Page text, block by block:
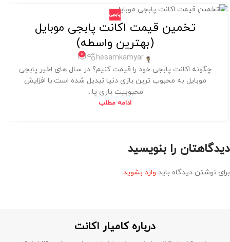
پابجی
تخمین قیمت اکانت پابجی موبایل
(بهترین واسطه)
hesamkamyar
0
چگونه اکانت پابجی خود را قیمت کنیم؟ در سال های اخیر پابجی
موبایل به محبوب ترین بازی دنیا تبدیل شده است.با افزایش
محبوبیت بازی پا...
ادامه مطلب
دیدگاهتان را بنویسید
برای نوشتن دیدگاه باید وارد بشوید.
درباره کامیار اکانت